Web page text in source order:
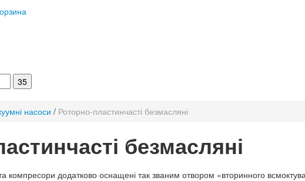
насоси / Роторно-пластинчасті безмасляні
безмасляні
компресори додатково оснащені так званим отвором «вторинного